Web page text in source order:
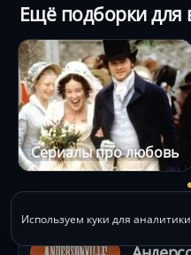
Ещё подборки для
Сериалы про любовь
Используем куки для